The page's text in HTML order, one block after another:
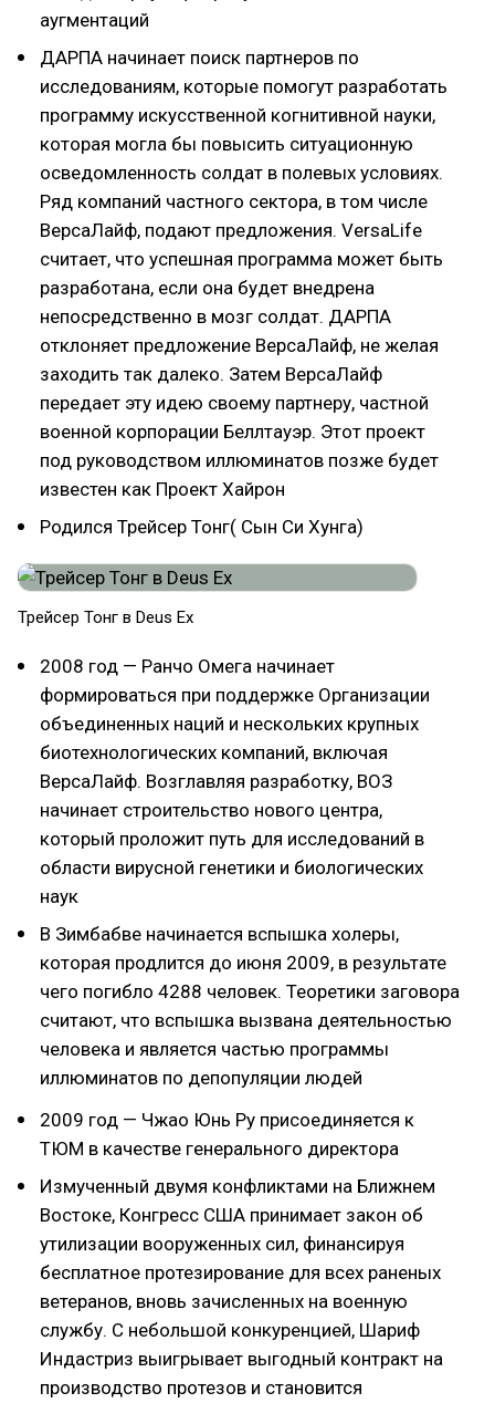
аугментаций
ДАРПА начинает поиск партнеров по
исследованиям, которые помогут разработать
программу искусственной когнитивной науки,
которая могла бы повысить ситуационную
осведомленность солдат в полевых условиях.
Ряд компаний частного сектора, в том числе
ВерсаЛайф, подают предложения. VersaLife
считает, что успешная программа может быть
разработана, если она будет внедрена
непосредственно в мозг солдат. ДАРПА
отклоняет предложение ВерсаЛайф, не желая
заходить так далеко. Затем ВерсаЛайф
передает эту идею своему партнеру, частной
военной корпорации Беллтауэр. Этот проект
под руководством иллюминатов позже будет
известен как Проект Хайрон
Родился Трейсер Тонг( Сын Си Хунга)
Трейсер Тонг в Deus Ex
2008 год — Ранчо Омега начинает
формироваться при поддержке Организации
объединенных наций и нескольких крупных
биотехнологических компаний, включая
ВерсаЛайф. Возглавляя разработку, ВОЗ
начинает строительство нового центра,
который проложит путь для исследований в
области вирусной генетики и биологических
наук
В Зимбабве начинается вспышка холеры,
которая продлится до июня 2009, в результате
чего погибло 4288 человек. Теоретики заговора
считают, что вспышка вызвана деятельностью
человека и является частью программы
иллюминатов по депопуляции людей
2009 год — Чжао Юнь Ру присоединяется к
ТЮМ в качестве генерального директора
Измученный двумя конфликтами на Ближнем
Востоке, Конгресс США принимает закон об
утилизации вооруженных сил, финансируя
бесплатное протезирование для всех раненых
ветеранов, вновь зачисленных на военную
службу. С небольшой конкуренцией, Шариф
Индастриз выигрывает выгодный контракт на
производство протезов и становится